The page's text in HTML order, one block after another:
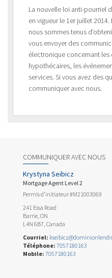
La nouvelle loi anti-pourriel
en vigueur le 1er juillet
nous sommes tenus
vous envoyer des
électronique concernant les
hypothécaires, les
services. Si vous avez des
communiquer avec nous.
COMMUNIQUER AVEC NOUS
Krystyna Seibicz
Mortgage Agent Level 2
Permis d’initiateur #M21003069
241 Essa Road
Barrie, ON
L4N 6B7, Canada
Courriel:
Téléphone: 7057180163
Mobile: 7057180163